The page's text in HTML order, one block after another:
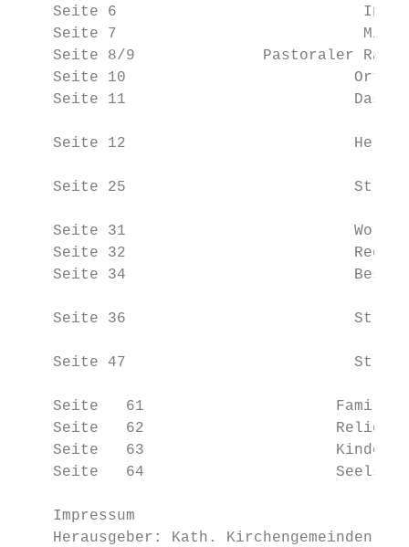
    Seite 6		              Inspirierende Momente am Telefon
    Seite 7		              Misereor-Fastenaktion
Seite 8/9              Pastoraler
    Seite 10		             Orte kirchlichen Lebens
    Seite 11		             Das Jahr des Heiligen Josef
    Seite 12		             Herz Jesu | St. Joseph | St. Marien Maternitas
    Seite 25		             St. Bernhard | Allerheiligen
    Seite 31		             Wortgottesdienste in den Seniorenheimen / Besondere Kollekten
    Seite 32		             Regelmäßige Gottesdienste in den Pfarreien (in der Heftmitte)
    Seite 34		             Besondere Gottesdienste / Bußgottesdienste
    Seite 36		             St. Rita
    Seite 47		             St. Marien
    Seite   61		           Familiengottesdienste
    Seite   62		           Religiöse Kinderwoche 2021 / Erstkommunion 2021
    Seite   63		           Kinderseite
    Seite   64		           Seelsorgeteam und Adressen (Heftrückseite)
    Impressum
Herausgeber: Kath. Kirchengemeinden